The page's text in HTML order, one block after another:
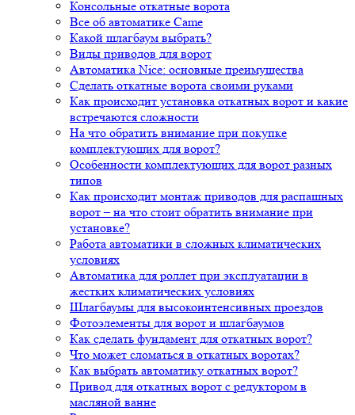
Консольные откатные ворота
Все об автоматике Came
Какой шлагбаум выбрать?
Виды приводов для ворот
Автоматика Nice: основные преимущества
Сделать откатные ворота своими руками
Как происходит установка откатных ворот и какие
встречаются сложности
На что обратить внимание при покупке
комплектующих для ворот?
Особенности комплектующих для ворот разных
типов
Как происходит монтаж приводов для распашных
ворот – на что стоит обратить внимание при
установке?
Работа автоматики в сложных климатических
условиях
Автоматика для роллет при эксплуатации в
жестких климатических условиях
Шлагбаумы для высокоинтенсивных проездов
Фотоэлементы для ворот и шлагбаумов
Как сделать фундамент для откатных ворот?
Что может сломаться в откатных воротах?
Как выбрать автоматику откатных ворот?
Привод для откатных ворот с редуктором в
масляной ванне